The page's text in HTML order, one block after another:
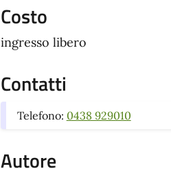
Costo
ingresso libero
Contatti
Telefono: 0438 929010
Autore